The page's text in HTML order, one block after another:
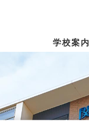
学校案内
校長からのメッセージ
キャンパスマップ
Tama Café （食堂）
学習・教育システム
特別進学Ⅰコース
保育進学コース
年間行事・制服紹介
修学旅行
進路指導
生徒募集要項
資料請求